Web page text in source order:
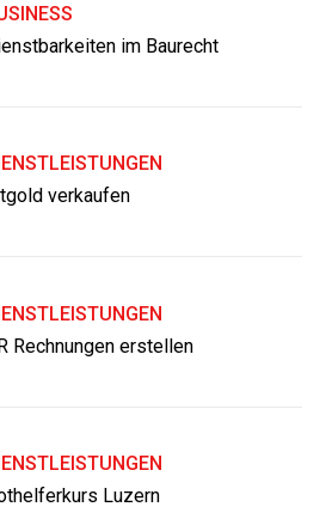
im Baurecht
verkaufen
Rechnungen erstellen
Luzern